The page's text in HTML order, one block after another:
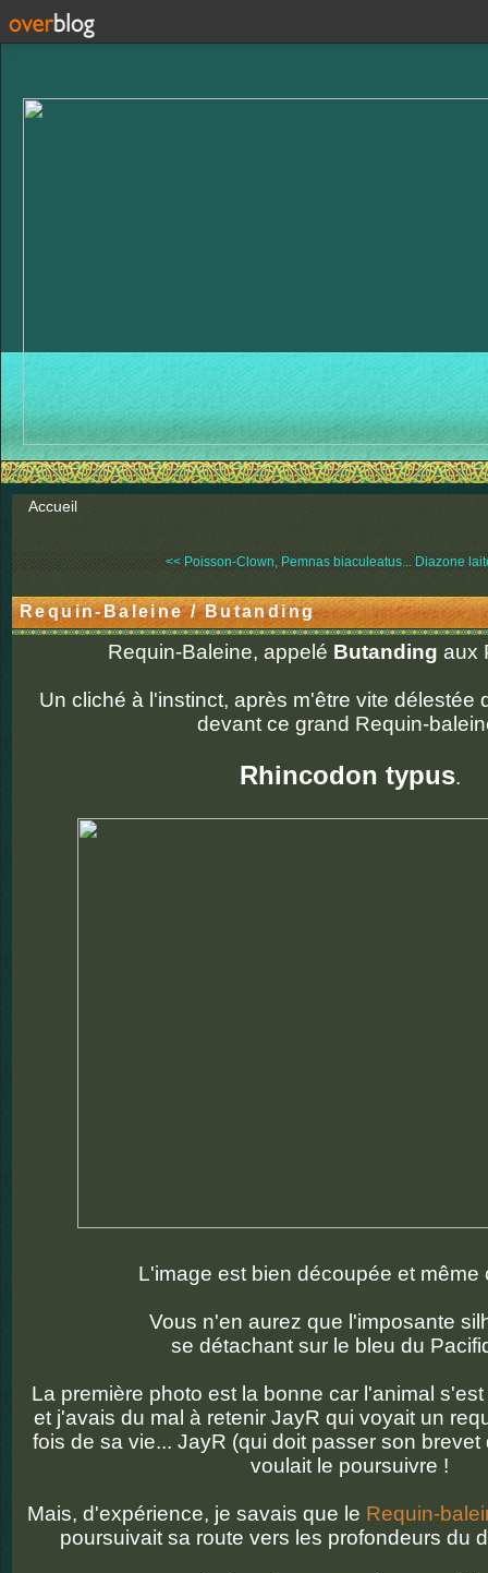
Accueil
<< Poisson-Clown, Pemnas biaculeatus... Diazone
Requin-Baleine / Butanding
Requin-Baleine, appelé Butanding aux
Un cliché à l'instinct, après m'être vite délestée
devant ce grand Requin-
Rhincodon typus.
L'image est bien découpée et même
Vous n'en aurez que l'imposante
se détachant sur le bleu du
La première photo est la bonne car l'animal
et j'avais du mal à retenir JayR qui voyait un
fois de sa vie... JayR (qui doit passer son
voulait le poursuivre !
Mais, d'expérience, je savais que le Requin-
poursuivait sa route vers les profondeurs du